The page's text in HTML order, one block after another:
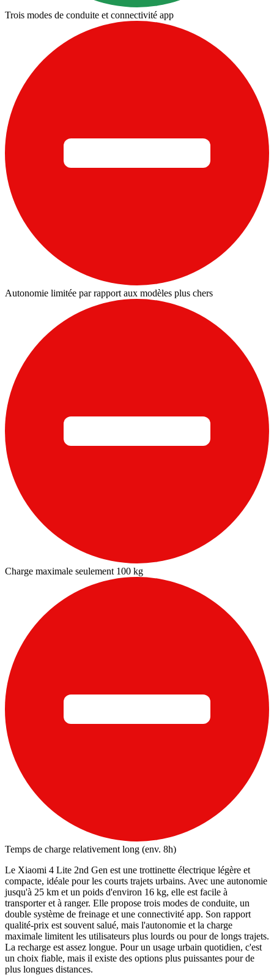
Trois modes de conduite et connectivité app
Autonomie limitée par rapport aux modèles plus chers
Charge maximale seulement 100 kg
Temps de charge relativement long (env. 8h)
Le Xiaomi 4 Lite 2nd Gen est une trottinette électrique légère et
compacte, idéale pour les courts trajets urbains. Avec une autonomie
jusqu'à 25 km et un poids d'environ 16 kg, elle est facile à
transporter et à ranger. Elle propose trois modes de conduite, un
double système de freinage et une connectivité app. Son rapport
qualité-prix est souvent salué, mais l'autonomie et la charge
maximale limitent les utilisateurs plus lourds ou pour de longs trajets.
La recharge est assez longue. Pour un usage urbain quotidien, c'est
un choix fiable, mais il existe des options plus puissantes pour de
plus longues distances.